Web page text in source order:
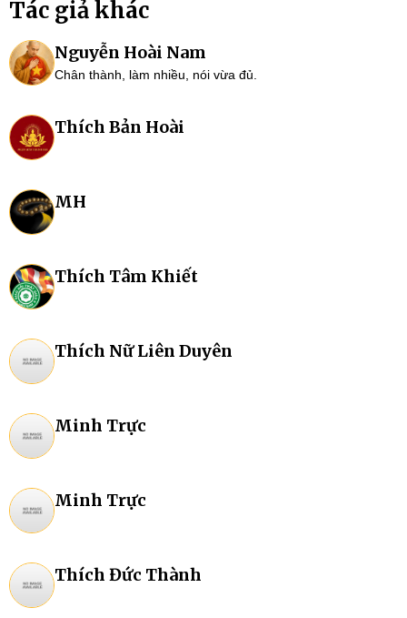
Tác giả khác
Nguyễn Hoài Nam
Chân thành, làm nhiều, nói vừa đủ.
Thích Bản Hoài
MH
Thích Tâm Khiết
Thích Nữ Liên Duyên
Minh Trực
Minh Trực
Thích Đức Thành